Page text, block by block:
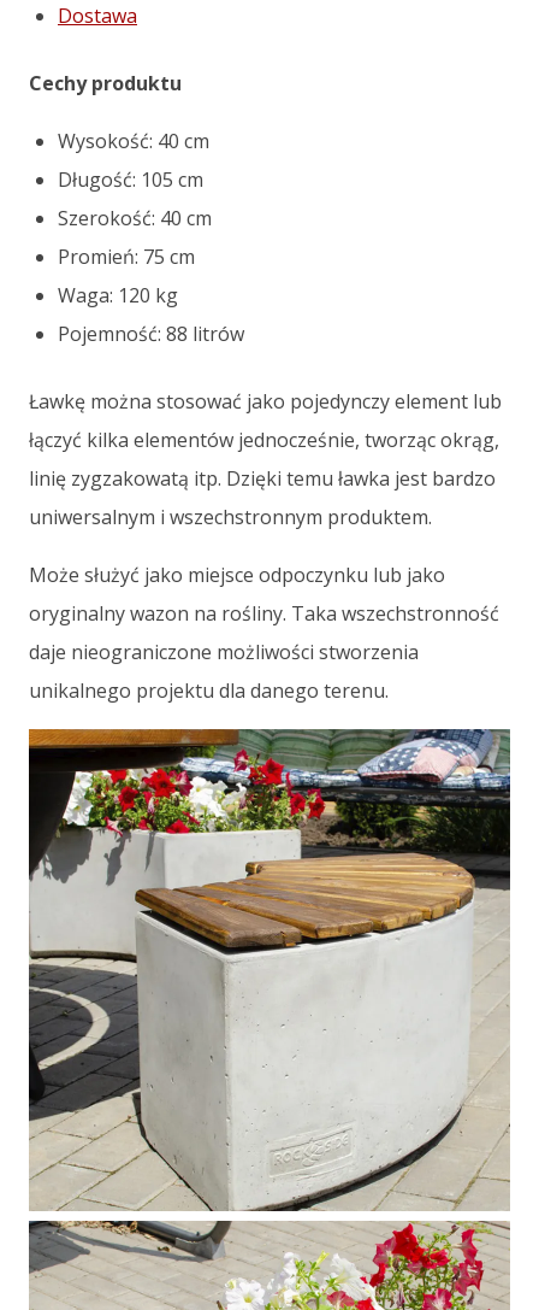
Dostawa
Cechy produktu
Wysokość: 40 cm
Długość: 105 cm
Szerokość: 40 cm
Promień: 75 cm
Waga: 120 kg
Pojemność: 88 litrów
Ławkę można stosować jako pojedynczy element lub
łączyć kilka elementów jednocześnie, tworząc okrąg,
linię zygzakowatą itp. Dzięki temu ławka jest bardzo
uniwersalnym i wszechstronnym produktem.
Może służyć jako miejsce odpoczynku lub jako
oryginalny wazon na rośliny. Taka wszechstronność
daje nieograniczone możliwości stworzenia
unikalnego projektu dla danego terenu.